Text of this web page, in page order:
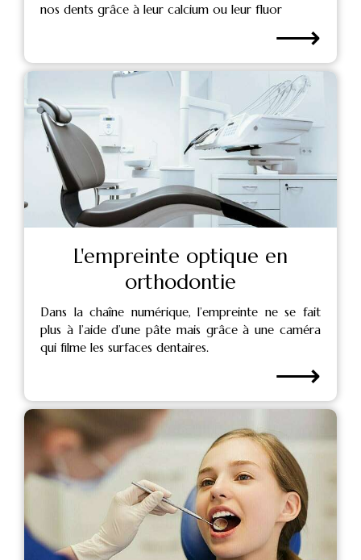
nos dents grâce à leur calcium ou leur fluor
⟶
L'empreinte optique en
orthodontie
Dans la chaîne numérique, l’empreinte ne se fait
plus à l’aide d’une pâte mais grâce à une caméra
qui filme les surfaces dentaires.
⟶